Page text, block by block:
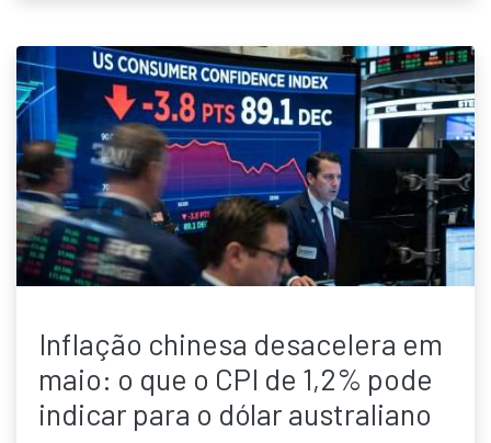
Inflação chinesa desacelera em
maio: o que o CPI de 1,2% pode
indicar para o dólar australiano